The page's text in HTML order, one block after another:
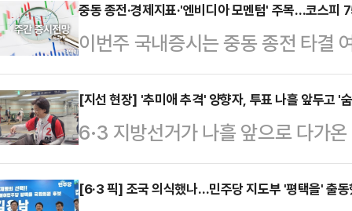
오 더불어민주당 후보의 TV 토론회
문이다. 판세를 뒤집을 요소라고 판
맞췄다.오 후보는 30일 용산구 후
장 후보 TV 토론회를 먼저 언급했
TV 토론회를 봤는가"라고 물었다
에서 두각을 …
중동 종전·경제지표·'엔비디아 모멘텀' 주목…코스
이번주 국내증시는 중동 종전 타결
등에 영향을 받을 전망이다. 증권
제시했다.지난주(5월 26~29일)
사이에서 움직였다.지난 26일 종
이후, 27일에는 삼성전자·SK하이
향으로 장중 8400선까지 돌파했
[지선 현장] '추미애 추격' 양향자, 투표 나흘 앞두고 '
6·3 지방선거가 나흘 앞으로 다가
사 후보를 추격 중인 양향자 국민의
를 이어갔다.30일 추미애 후보는 5
[6·3 픽] 조국 의식했나…민주당 지도부 '평택을' 출